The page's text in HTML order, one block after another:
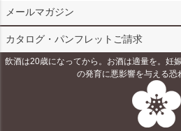
メールマガジン
カタログ・パンフレットご請求
飲酒は20歳になってから。お酒は適量を。妊
の発育に悪影響を与える恐